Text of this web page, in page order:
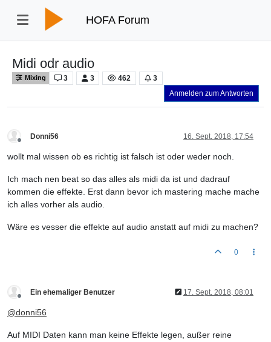
HOFA Forum
Midi odr audio
Mixing 3 3 462
3
Anmelden zum Antworten
Donni56 16. Sept. 2018, 17:54
wollt mal wissen ob es richtig ist falsch ist oder weder noch.
Ich mach nen beat so das alles als midi da ist und dadrauf
kommen die effekte. Erst dann bevor ich mastering mache mache
ich alles vorher als audio.
Wäre es vesser die effekte auf audio anstatt auf midi zu machen?
0
Ein ehemaliger Benutzer 17. Sept. 2018, 08:01
@donni56
Auf MIDI Daten kann man keine Effekte legen, außer reine